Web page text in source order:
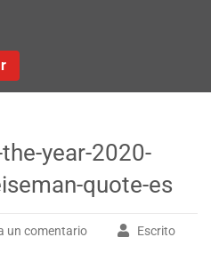
year-2020-
quote-es
un comentario
Escrito